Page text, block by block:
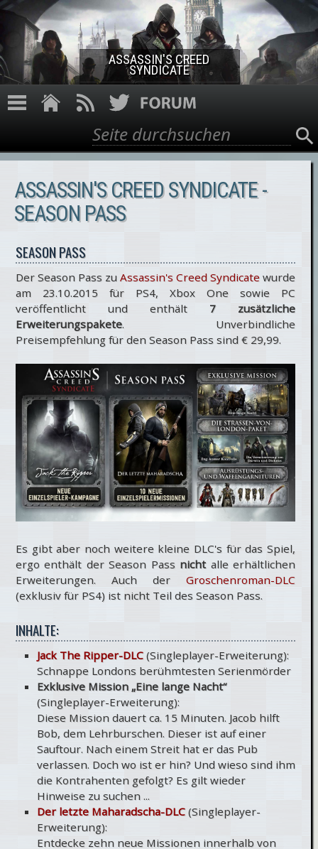
Direkt zum Inhalt
ASSASSIN'S CREED
SYNDICATE
Suchformular
Suche
ASSASSIN'S CREED SYNDICATE -
SEASON PASS
SEASON PASS
Der Season Pass zu Assassin's Creed Syndicate wurde
am 23.10.2015 für PS4, Xbox One sowie PC
veröffentlicht und enthält 7 zusätzliche
Erweiterungspakete. Unverbindliche
Preisempfehlung für den Season Pass sind € 29,99.
Es gibt aber noch weitere kleine DLC's für das Spiel,
ergo enthält der Season Pass nichtalle erhältlichen
Erweiterungen. Auch der Groschenroman-DLC
(exklusiv für PS4) ist nicht Teil des Season Pass.
INHALTE:
Jack The Ripper-DLC(Singleplayer-Erweiterung):
Schnappe Londons berühmtesten Serienmörder
Exklusive Mission „Eine lange Nacht“
(Singleplayer-Erweiterung):
Diese Mission dauert ca. 15 Minuten. Jacob hilft
Bob, dem Lehrburschen. Dieser ist auf einer
Sauftour. Nach einem Streit hat er das Pub
verlassen. Doch wo ist er hin? Und wieso sind ihm
die Kontrahenten gefolgt? Es gilt wieder
Hinweise zu suchen ...
Der letzte Maharadscha-DLC(Singleplayer-
Erweiterung):
Entdecke zehn neue Missionen innerhalb von